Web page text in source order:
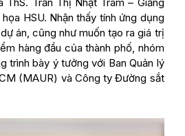
HSU. Nhận thấy tính ứng dụng
án, cũng như muốn tạo ra giá trị
hàng đầu của thành phố, nhóm
trình bày ý tưởng với Ban Quản lý
(MAUR) và Công ty Đường sắt